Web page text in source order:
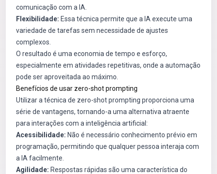
comunicação com a IA.
Flexibilidade: Essa técnica permite que a IA execute uma
variedade de tarefas sem necessidade de ajustes
complexos.
O resultado é uma economia de tempo e esforço,
especialmente em atividades repetitivas, onde a automação
pode ser aproveitada ao máximo.
Benefícios de usar zero-shot prompting
Utilizar a técnica de zero-shot prompting proporciona uma
série de vantagens, tornando-a uma alternativa atraente
para interações com a inteligência artificial:
Acessibilidade: Não é necessário conhecimento prévio em
programação, permitindo que qualquer pessoa interaja com
a IA facilmente.
Agilidade: Respostas rápidas são uma característica do